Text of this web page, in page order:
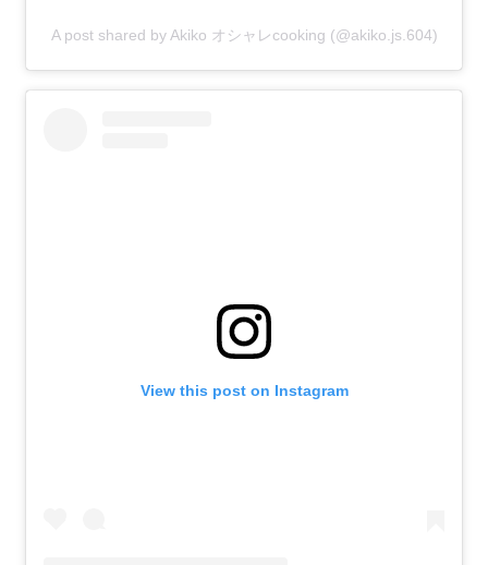
A post shared by Akiko オシャレcooking (@akiko.js.604)
View this post on Instagram